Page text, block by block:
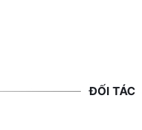
ĐỐI TÁC